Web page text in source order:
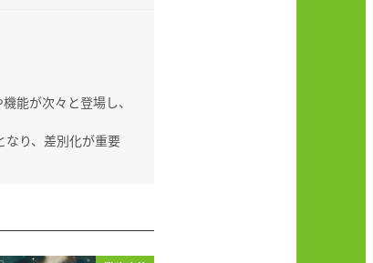
能が次々と登場し、
なり、差別化が重要